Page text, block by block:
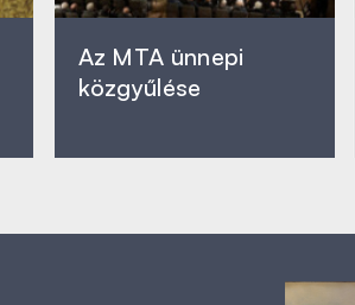
Az MTA ünnepi
közgyűlése